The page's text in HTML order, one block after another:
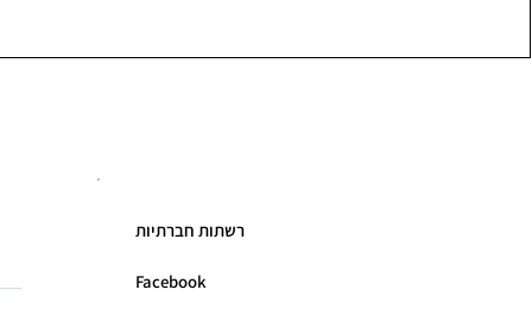
רשתות חברתיות
Facebook